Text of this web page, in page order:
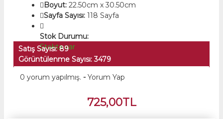
Boyut: 22.50cm x 30.50cm
Sayfa Sayısı: 118 Sayfa
Stok Durumu:
Stokta var
Satış Sayısı: 89
Görüntülenme Sayısı: 3479
0 yorum yapılmış. - Yorum Yap
725,00TL